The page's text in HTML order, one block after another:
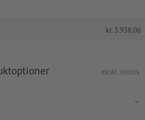
kr. 3.938,06
ekskl. moms